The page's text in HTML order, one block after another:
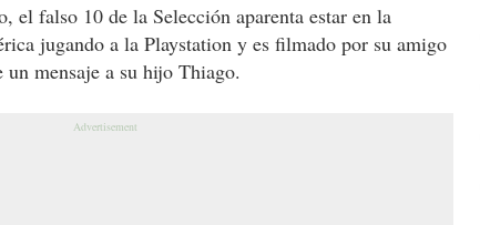
el falso 10 de la Selección aparenta estar en la
jugando a la Playstation y es filmado por su amigo
un mensaje a su hijo Thiago.